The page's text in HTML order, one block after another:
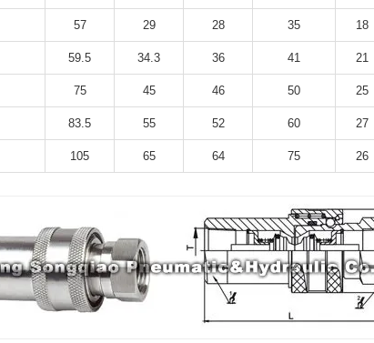
57 29 28 35 18
59.5 34.3 36 41 21
75 45 46 50 25
83.5 55 52 60 27
105 65 64 75 26